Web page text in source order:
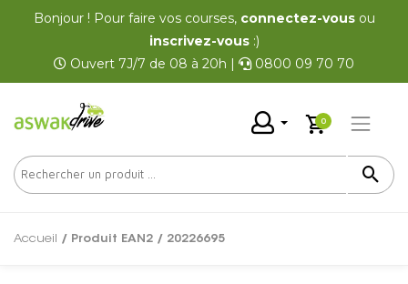
Bonjour ! Pour faire vos courses, connectez-vousou
inscrivez-vous:)
Ouvert 7J/7 de 08 à 20h |
0800 09 70 70
0
Accueil / Produit EAN2 / 20226695